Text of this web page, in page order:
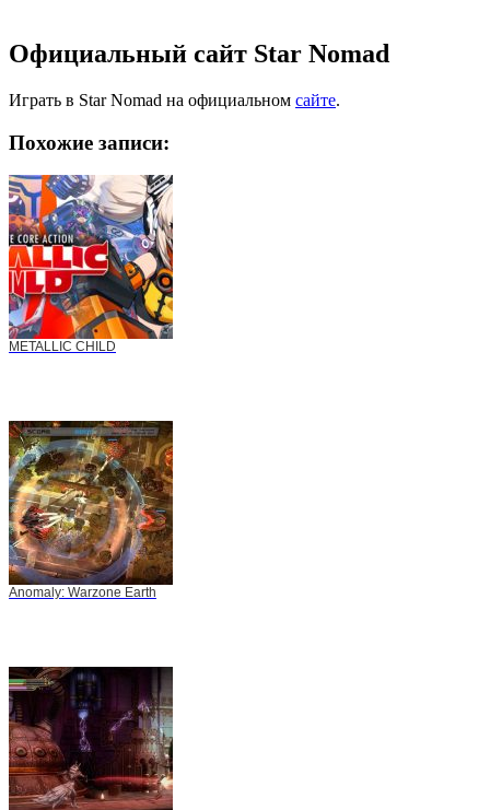
Официальный сайт Star Nomad
Играть в Star Nomad на официальном сайте.
Похожие записи:
METALLIC CHILD
Anomaly: Warzone Earth